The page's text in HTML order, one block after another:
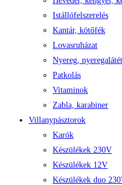
Istállófelszerelés
Kantár, kötőfék
Lovasruházat
Nyereg,
Patkolás
Vitaminok
Zabla, karabiner
Villanypásztorok
Karók
Készülékek 230V
Készülékek 12V
Készülékek duo